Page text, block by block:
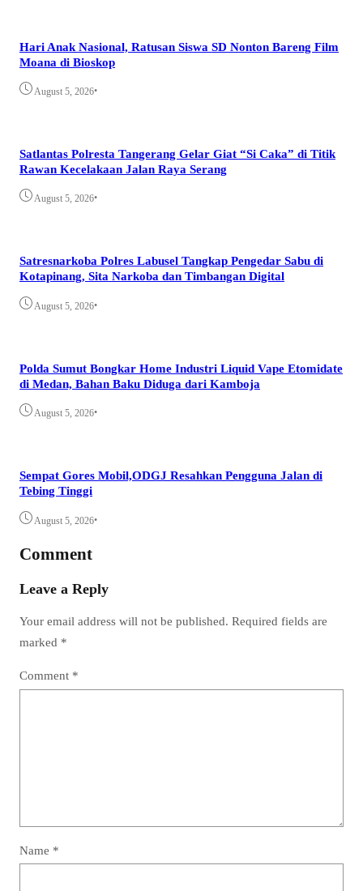
Hari Anak Nasional, Ratusan Siswa SD Nonton Bareng Film
Moana di Bioskop
August 5, 2026•
Satlantas Polresta Tangerang Gelar Giat “Si Caka” di Titik
Rawan Kecelakaan Jalan Raya Serang
August 5, 2026•
Satresnarkoba Polres Labusel Tangkap Pengedar Sabu di
Kotapinang, Sita Narkoba dan Timbangan Digital
August 5, 2026•
Polda Sumut Bongkar Home Industri Liquid Vape Etomidate
di Medan, Bahan Baku Diduga dari Kamboja
August 5, 2026•
Sempat Gores Mobil,ODGJ Resahkan Pengguna Jalan di
Tebing Tinggi
August 5, 2026•
Comment
Leave a Reply
Your email address will not be published. Required fields are
marked *
Comment *
Name *